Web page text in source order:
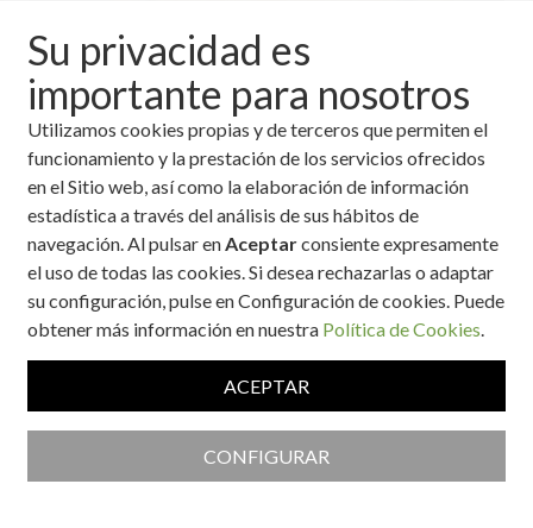
Su privacidad es
importante para nosotros
Utilizamos cookies propias y de terceros que permiten el
funcionamiento y la prestación de los servicios ofrecidos
en el Sitio web, así como la elaboración de información
estadística a través del análisis de sus hábitos de
navegación. Al pulsar enAceptarconsiente expresamente
el uso de todas las cookies. Si desea rechazarlas o adaptar
su configuración, pulse en Configuración de cookies. Puede
obtener más información en nuestra Política de Cookies.
ACEPTAR
CONFIGURAR
Ingredientes
1 taza de leche de leche vegetal como almendra
1 cucharadita de cúrcuma en polvo
1/2 cucharadita de canela en polvo
Una pizca de pimienta negra (mejora la absorción de la
curcumina)
1/2 cucharadita de jengibre en polvo (opcional)
1 cucharada de aceite de coco (opcional)
Ración:4 Personas
Tiempo:De 5 a 10 minutos